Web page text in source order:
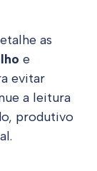
as
e
evitar
a leitura
produtivo